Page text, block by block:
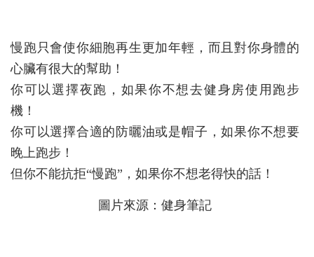
慢跑只會使你細胞再生更加年輕，而且對你身體的
心臟有很大的幫助！
你可以選擇夜跑，如果你不想去健身房使用跑步
機！
你可以選擇合適的防曬油或是帽子，如果你不想要
晚上跑步 ！
但你不能抗拒“慢跑”，如果你不想老得快的話！
圖片來源：健身筆記